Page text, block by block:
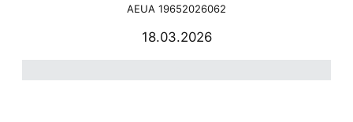
AEUA 19652026062
18.03.2026